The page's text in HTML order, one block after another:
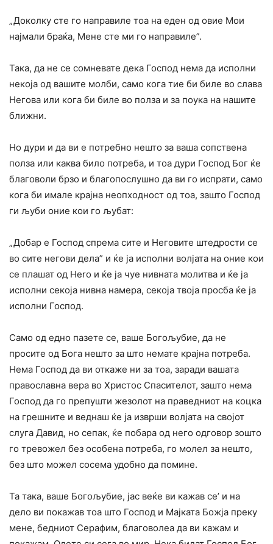
„Доколку сте го направиле тоа на еден од овие Мои
најмали браќа, Мене сте ми го направиле”.
Така, да не се сомневате дека Господ нема да исполни
некоја од вашите молби, само кога тие би биле во слава
Негова или кога би биле во полза и за поука на нашите
ближни.
Ho дури и да ви е потребно нешто за ваша сопствена
полза или каква било потреба, и тоа дури Господ Бoг ќе
благоволи брзо и благопослушно да ви го испрати, само
кога би имале крајна неопходност од тоа, зашто Господ
ги љуби оние кои го љубат:
„Добар е Господ спрема сите и Неговите штедрости се
во сите негови дела” и ќе ја исполни волјата на оние кои
се плашат од Hero и ќе ја чуе нивната молитва и ќе ja
исполни секоја нивна намера, секоја твоја просба ќе ја
исполни Господ.
Само од едно пазете се, ваше Богољубие, да не
просите од Бога нешто за што немате крајна потреба.
Нема Господ да ви откаже ни за тоа, заради вашата
православна вера во Христос Спасителот, зашто нема
Господ да го препушти жезолот на праведниот на коцка
на грешните и веднаш ќе ја изврши волјата на својот
слуга Давид, но сепак, ќе побара од него одговор зошто
го тревожел без особена потреба, го молел за нешто,
без што можел сосема удобно да помине.
Та така, ваше Богољубие, јас веќе ви кажав се’ и на
дело ви покажав тоа што Господ и Мајката Божја преку
мене, бедниот Серафим, благоволеа да ви кажам и